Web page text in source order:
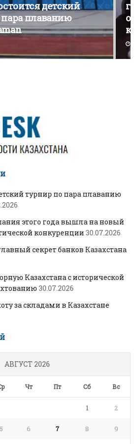
детский
плаванию
турнир по пара плаванию
этого года вышла на новый
конкуренции 30.07.2026
секрет банков Казахстана
Казахстана с исторической
30.07.2026
за складами в Казахстане
АВГУСТ 2026
Чт Пт Сб Вс
1 2
5 6 7 8 9